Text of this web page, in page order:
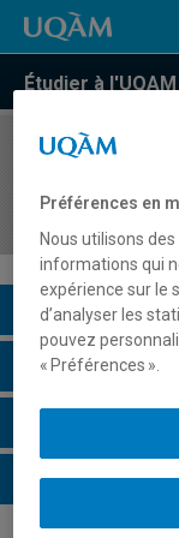
Étudier à l'UQAM
COURS//
distribution
Description du
Horaire - Été 2026
Horaire -
Horaire - Hiver
Préférences en
Nous utilisons
informations qui
expérience sur le
d’analyser les
pouvez
« Préférences ».